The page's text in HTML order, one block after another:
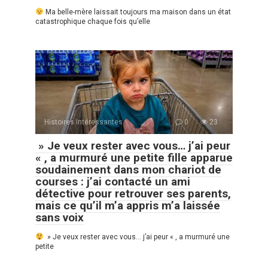
Ma belle-mère laissait toujours ma maison dans un état
catastrophique chaque fois qu’elle
Histoires Intéressantes 0 23
» Je veux rester avec vous… j’ai peur
« , a murmuré une petite fille apparue
soudainement dans mon chariot de
courses : j’ai contacté un ami
détective pour retrouver ses parents,
mais ce qu’il m’a appris m’a laissée
sans voix
» Je veux rester avec vous… j’ai peur « , a murmuré une
petite